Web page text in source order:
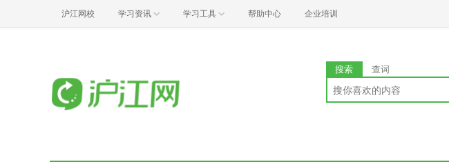
沪江网校 学习资讯 学习工具 帮助中心 企业培训
搜索 查词